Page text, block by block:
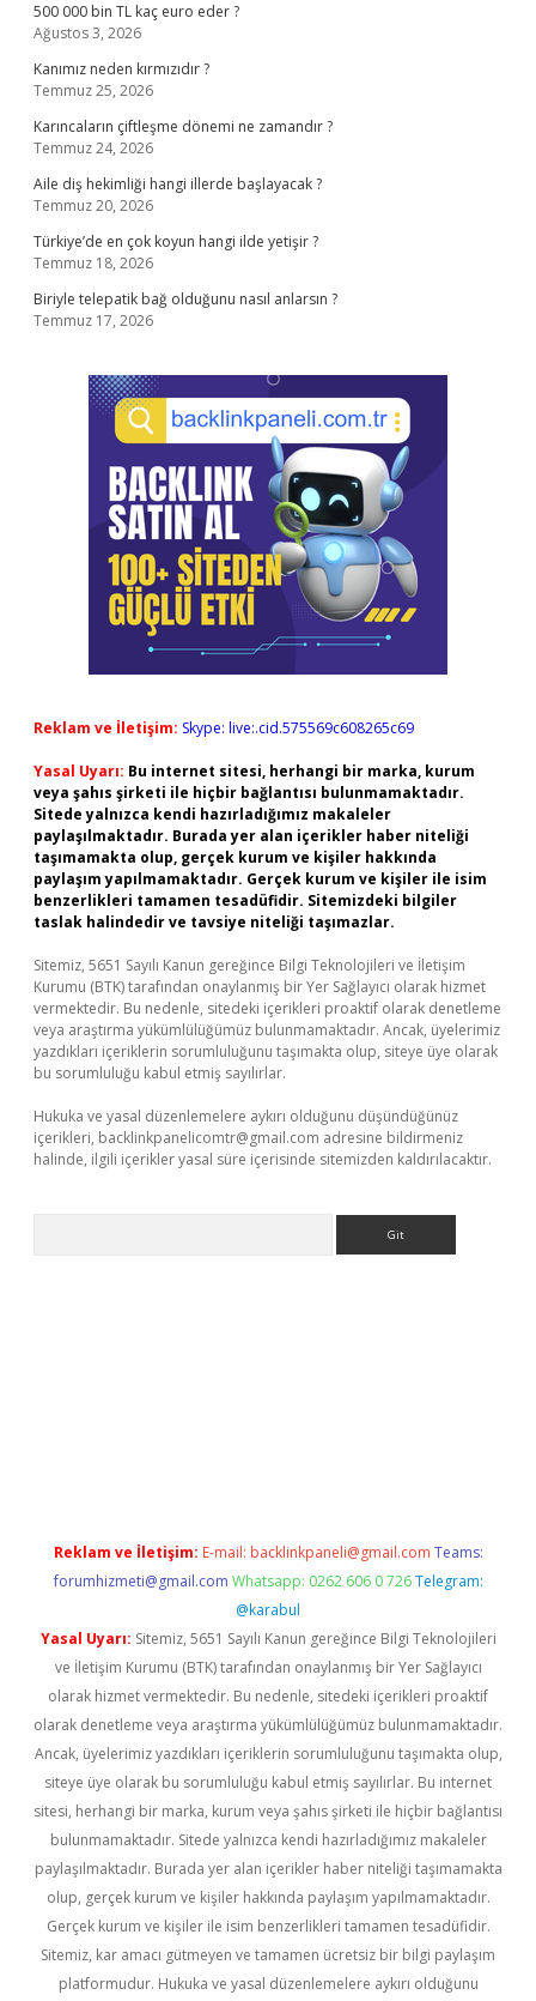
500 000 bin TL kaç euro eder ?
Ağustos 3, 2026
Kanımız neden kırmızıdır ?
Temmuz 25, 2026
Karıncaların çiftleşme dönemi ne zamandır ?
Temmuz 24, 2026
Aile diş hekimliği hangi illerde başlayacak ?
Temmuz 20, 2026
Türkiye’de en çok koyun hangi ilde yetişir ?
Temmuz 18, 2026
Biriyle telepatik bağ olduğunu nasıl anlarsın ?
Temmuz 17, 2026
Reklam ve İletişim: Skype: live:.cid.575569c608265c69
Yasal Uyarı: Bu internet sitesi, herhangi bir marka, kurum
veya şahıs şirketi ile hiçbir bağlantısı bulunmamaktadır.
Sitede yalnızca kendi hazırladığımız makaleler
paylaşılmaktadır. Burada yer alan içerikler haber niteliği
taşımamakta olup, gerçek kurum ve kişiler hakkında
paylaşım yapılmamaktadır. Gerçek kurum ve kişiler ile isim
benzerlikleri tamamen tesadüfidir. Sitemizdeki bilgiler
taslak halindedir ve tavsiye niteliği taşımazlar.
Sitemiz, 5651 Sayılı Kanun gereğince Bilgi Teknolojileri ve İletişim
Kurumu (BTK) tarafından onaylanmış bir Yer Sağlayıcı olarak hizmet
vermektedir. Bu nedenle, sitedeki içerikleri proaktif olarak denetleme
veya araştırma yükümlülüğümüz bulunmamaktadır. Ancak, üyelerimiz
yazdıkları içeriklerin sorumluluğunu taşımakta olup, siteye üye olarak
bu sorumluluğu kabul etmiş sayılırlar.
Hukuka ve yasal düzenlemelere aykırı olduğunu düşündüğünüz
içerikleri, backlinkpanelicomtr@gmail.com adresine bildirmeniz
halinde, ilgili içerikler yasal süre içerisinde sitemizden kaldırılacaktır.
Reklam ve İletişim: E-mail: backlinkpaneli@gmail.com Teams:
forumhizmeti@gmail.com Whatsapp: 0262 606 0 726 Telegram:
@karabul
Yasal Uyarı: Sitemiz, 5651 Sayılı Kanun gereğince Bilgi Teknolojileri
ve İletişim Kurumu (BTK) tarafından onaylanmış bir Yer Sağlayıcı
olarak hizmet vermektedir. Bu nedenle, sitedeki içerikleri proaktif
olarak denetleme veya araştırma yükümlülüğümüz bulunmamaktadır.
Ancak, üyelerimiz yazdıkları içeriklerin sorumluluğunu taşımakta olup,
siteye üye olarak bu sorumluluğu kabul etmiş sayılırlar. Bu internet
sitesi, herhangi bir marka, kurum veya şahıs şirketi ile hiçbir bağlantısı
bulunmamaktadır. Sitede yalnızca kendi hazırladığımız makaleler
paylaşılmaktadır. Burada yer alan içerikler haber niteliği taşımamakta
olup, gerçek kurum ve kişiler hakkında paylaşım yapılmamaktadır.
Gerçek kurum ve kişiler ile isim benzerlikleri tamamen tesadüfidir.
Sitemiz, kar amacı gütmeyen ve tamamen ücretsiz bir bilgi paylaşım
platformudur. Hukuka ve yasal düzenlemelere aykırı olduğunu